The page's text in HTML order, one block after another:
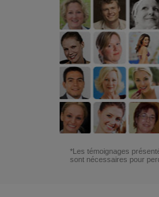
*Les témoignages
sont nécessaires pour